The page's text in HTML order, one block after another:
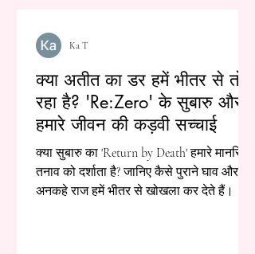
क्या अतीत का डर हमें भीतर से तोड़
रहा है? 'Re:Zero' के सुबारु और
हमारे जीवन की कड़वी सच्चाई
क्या सुबारु का 'Return by Death' हमारे मानसिक
तनाव को दर्शाता है? जानिए कैसे पुराने घाव और
अनकहे राज हमें भीतर से खोखला कर देते हैं।
Ka T